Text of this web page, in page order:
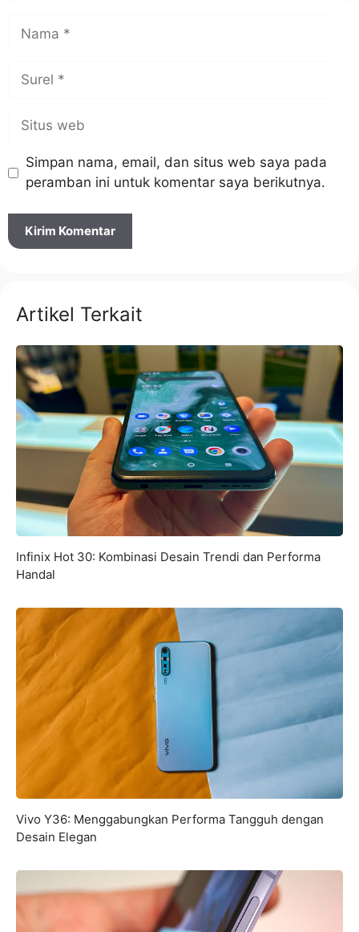
Nama
Surel
Situs
web
Simpan nama, email, dan situs web saya pada
peramban ini untuk komentar saya berikutnya.
Artikel Terkait
Infinix Hot 30: Kombinasi Desain Trendi dan Performa
Handal
Vivo Y36: Menggabungkan Performa Tangguh dengan
Desain Elegan